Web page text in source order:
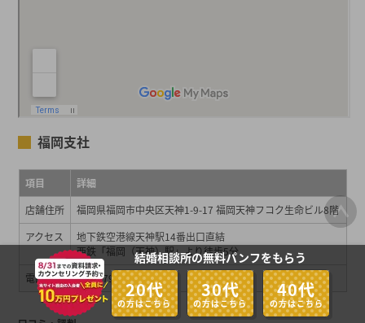
福岡支社
項目
詳細
店舗住所
福岡県福岡市中央区天神1-9-17 福岡天神フコク生命ビル8階
アクセス
地下鉄空港線天神駅14番出口直結
西鉄「福岡（天神）駅」より徒歩5分
電話番号
050-1790-6655
結婚相談所の無料パンフをもらう
20代
の方はこちら
30代
の方はこちら
40代
の方はこちら